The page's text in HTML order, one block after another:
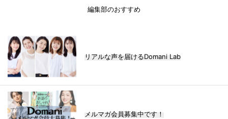
編集部のおすすめ
リアルな声を届けるDomani Lab
メルマガ会員募集中です！